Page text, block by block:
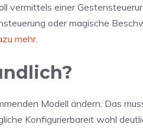
vermittels einer
oder magische
mehr.
Modell ändern. Das
Konfigurierbareit wohl